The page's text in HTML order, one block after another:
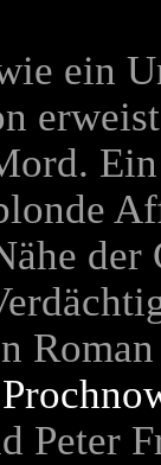
ein
der
Peter